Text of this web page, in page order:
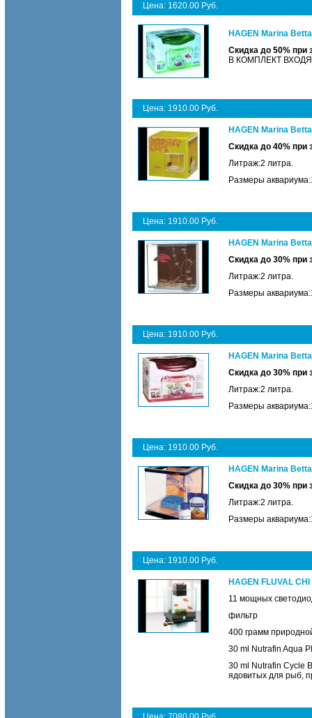
Цена: 1620.00 Руб.
HAGEN Marina
Скидка до 50% при
В КОМПЛЕКТ
Цена: 1910.00 Руб.
HAGEN Marina
Скидка до 40% при
Литраж:2 литра.
Размеры
Цена: 1910.00 Руб.
HAGEN Marina
Скидка до 30% при
Литраж:2 литра.
Размеры
Цена: 1910.00 Руб.
HAGEN Marina
Скидка до 30% при
Литраж:2 литра.
Размеры
Цена: 1910.00 Руб.
HAGEN Marina
Скидка до 30% при
Литраж:2 литра.
Размеры
Цена: 1910.00 Руб.
HAGEN FLUVAL
11 мощных
фильтр
400 грамм
30 ml Nutrafin Aqua
30 ml Nutrafin Cycle
ядовитых для рыб,